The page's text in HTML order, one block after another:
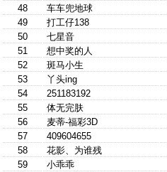
48
车车兜地球
49
打工仔138
50
七星音
51
想中奖的人
52
斑马小生
53
丫头ing
54
251183192
55
体无完肤
56
麦蒂-福彩3D
57
409604655
58
花影、为谁残
59
小乖乖